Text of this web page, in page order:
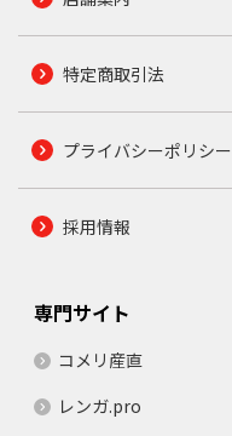
特定商取引法
プライバシーポリシー
採用情報
専門サイト
コメリ産直
レンガ.pro